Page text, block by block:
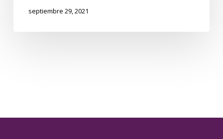
septiembre 29, 2021